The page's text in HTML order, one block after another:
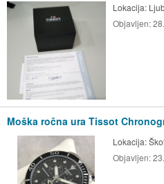
Lokacija:
Objavljen:
Moška ročna ura Tissot
Lokacija:
Objavljen: